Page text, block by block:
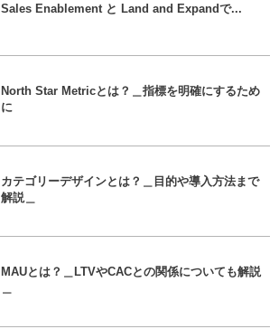
Sales Enablement と Land and Expandで...
North Star Metricとは？＿指標を明確にするため
に
カテゴリーデザインとは？＿目的や導入方法まで
解説＿
MAUとは？＿LTVやCACとの関係についても解説